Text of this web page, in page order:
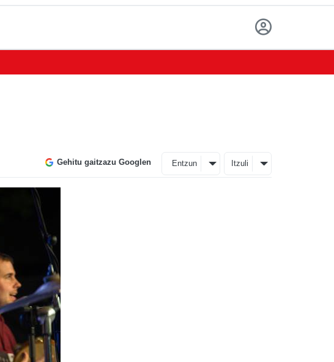
Gehitu gaitzazu Googlen Entzun Itzuli